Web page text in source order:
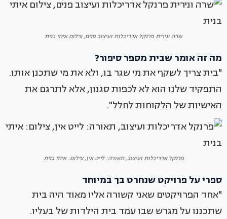
שרה ונירית פרנקל אדריכלות ועיצוב פנים, צילום איתי בנית
מה זה אומר שבית מספר סיפור?
"בית צריך לשקף את מי שגר בו, ולא את מי שתכנן אותו.
התפקיד שלנו הוא לא לכפות סגנון, אלא לתרגם את
האישיות של הלקוחות לחלל".
פרנקל אדריכלות ועיצוב, תאורה: לייט אין, צילום: איתי בנית
ספרי על פרויקט שנחרט בך במיוחד
"אחד הפרויקטים שאני קשורה אליו מאוד היה בית
שתכננו על מגרש שבו עמד בית הילדות של בעליו.